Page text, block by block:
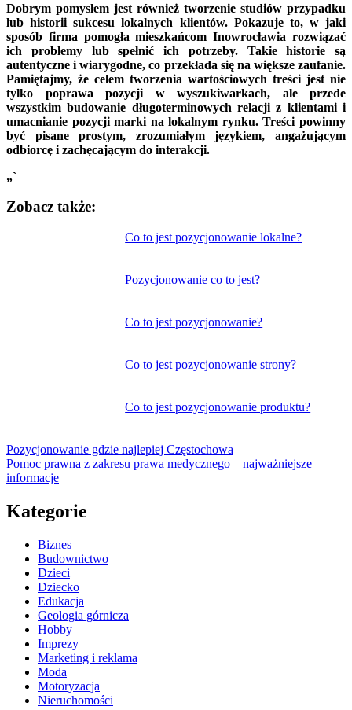
Dobrym pomysłem jest również tworzenie studiów przypadku
lub historii sukcesu lokalnych klientów. Pokazuje to, w jaki
sposób firma pomogła mieszkańcom Inowrocławia rozwiązać
ich problemy lub spełnić ich potrzeby. Takie historie są
autentyczne i wiarygodne, co przekłada się na większe zaufanie.
Pamiętajmy, że celem tworzenia wartościowych treści jest nie
tylko poprawa pozycji w wyszukiwarkach, ale przede
wszystkim budowanie długoterminowych relacji z klientami i
umacnianie pozycji marki na lokalnym rynku. Treści powinny
być pisane prostym, zrozumiałym językiem, angażującym
odbiorcę i zachęcającym do interakcji.
„`
Zobacz także:
Co to jest pozycjonowanie lokalne?
Pozycjonowanie co to jest?
Co to jest pozycjonowanie?
Co to jest pozycjonowanie strony?
Co to jest pozycjonowanie produktu?
Pozycjonowanie gdzie najlepiej Częstochowa
Pomoc prawna z zakresu prawa medycznego – najważniejsze
informacje
Kategorie
Biznes
Budownictwo
Dzieci
Dziecko
Edukacja
Geologia górnicza
Hobby
Imprezy
Marketing i reklama
Moda
Motoryzacja
Nieruchomości